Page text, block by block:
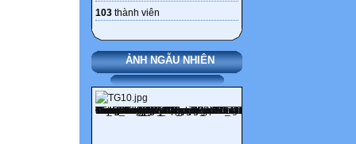
103 thành viên
ẢNH NGẪU NHIÊN